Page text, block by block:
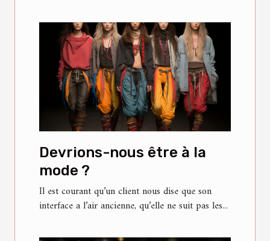
Devrions-nous être à la
mode ?
Il est courant qu’un client nous dise que son
interface a l’air ancienne, qu’elle ne suit pas les...